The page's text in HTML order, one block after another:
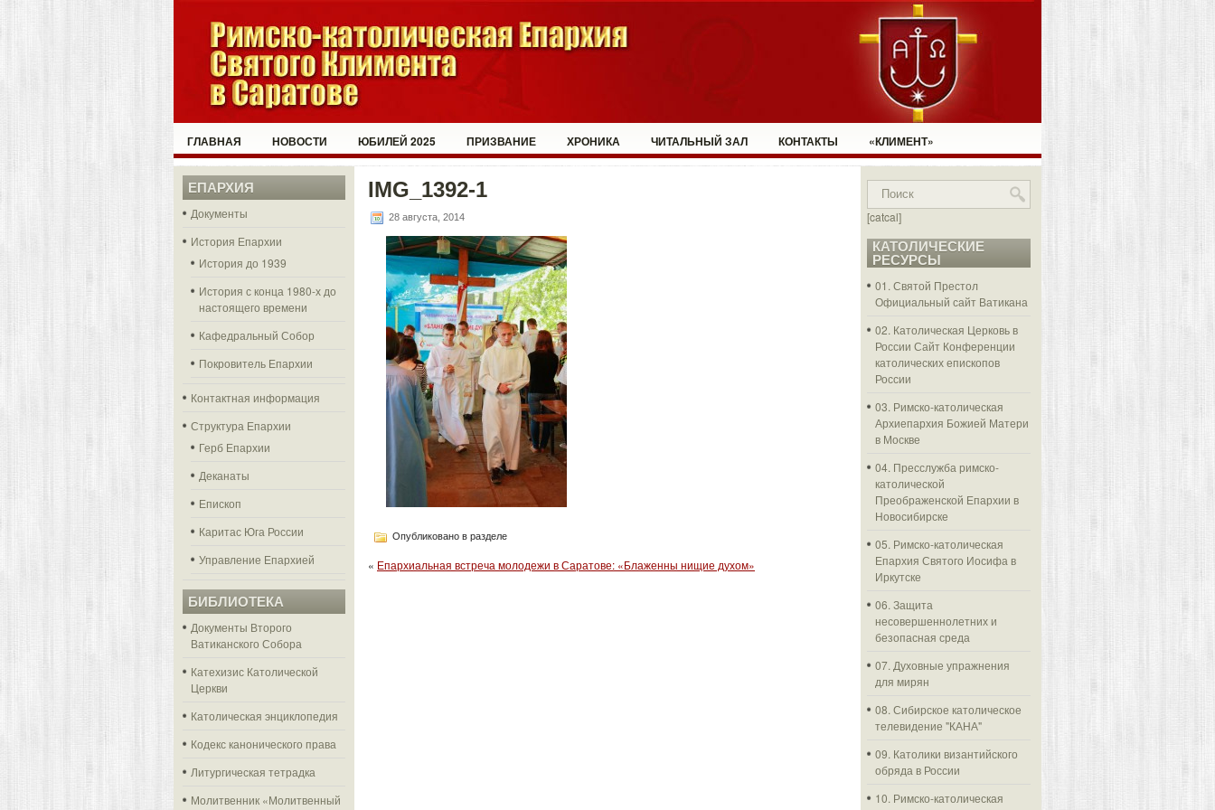
ГЛАВНАЯ НОВОСТИ ЮБИЛЕЙ 2025 ПРИЗВАНИЕ ХРОНИКА ЧИТАЛЬНЫЙ ЗАЛ КОНТАКТЫ «КЛИМЕНТ»
ЕПАРХИЯ
Документы
История Епархии
История до 1939
История с конца 1980-х до
настоящего времени
Кафедральный Собор
Покровитель Епархии
Контактная информация
Структура Епархии
Герб Епархии
Деканаты
Епископ
Каритас Юга России
Управление Епархией
БИБЛИОТЕКА
Документы Второго
Ватиканского Собора
Катехизис Католической
Церкви
Католическая энциклопедия
Кодекс канонического права
Литургическая тетрадка
Молитвенник «Молитвенный
IMG_1392-1
28 августа, 2014
Опубликовано в разделе
« Епархиальная встреча молодежи в Саратове: «Блаженны нищие духом»
[catcal]
КАТОЛИЧЕСКИЕ
РЕСУРСЫ
01. Святой Престол
Официальный сайт Ватикана
02. Католическая Церковь в
России Сайт Конференции
католических епископов
России
03. Римско-католическая
Архиепархия Божией Матери
в Москве
04. Пресслужба римско-
католической
Преображенской Епархии в
Новосибирске
05. Римско-католическая
Епархия Святого Иосифа в
Иркутске
06. Защита
несовершеннолетних и
безопасная среда
07. Духовные упражнения
для мирян
08. Сибирское католическое
телевидение "КАНА"
09. Католики византийского
обряда в России
10. Римско-католическая